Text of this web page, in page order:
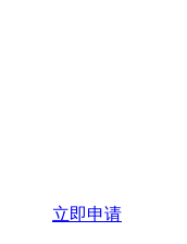
立即申请